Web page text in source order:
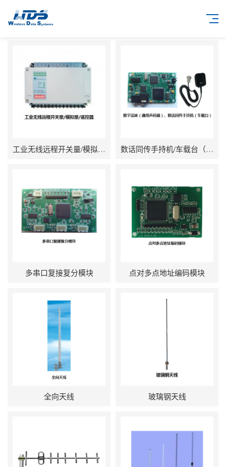
工业无线远程开关量/模拟量/遥控器 数话同传手持机/车载台（数字话咪、通用声码器）
多串口复接复分模块 点对多点地址编码模块
全向天线 玻璃钢天线